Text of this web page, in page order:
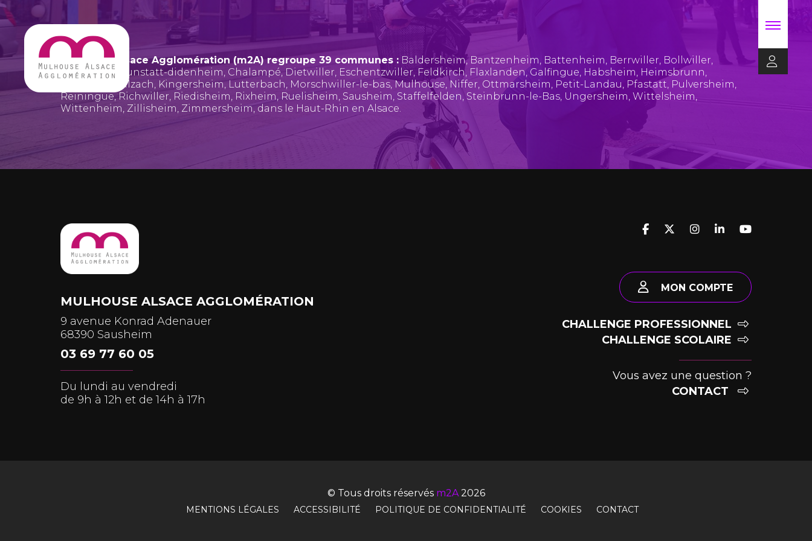
Mulhouse Alsace Agglomération (m2A) regroupe 39 communes : Baldersheim, Bantzenheim, Battenheim, Berrwiller, Bollwiller,
Bruebach, Brunstatt-didenheim, Chalampé, Dietwiller, Eschentzwiller, Feldkirch, Flaxlanden, Galfingue, Habsheim, Heimsbrunn,
Illzach, Kingersheim, Lutterbach, Morschwiller-le-bas,Mulhouse,Niffer, Ottmarsheim, Petit-Landau, Pfastatt, Pulversheim,
Reiningue,Richwiller, Riedisheim, Rixheim, Ruelisheim, Sausheim, Staffelfelden, Steinbrunn-le-Bas, Ungersheim, Wittelsheim,
Wittenheim, Zillisheim, Zimmersheim, dans le Haut-Rhin en Alsace.
MULHOUSE ALSACE AGGLOMÉRATION
9 avenue Konrad Adenauer
68390 Sausheim
03 69 77 60 05
Du lundi au vendredi
de 9h à 12h et de 14h à 17h
MON COMPTE
CHALLENGE PROFESSIONNEL
CHALLENGE SCOLAIRE
Vous avez une question ?
CONTACT
© Tous droits réservés m2A2026
MENTIONS LÉGALES ACCESSIBILITÉ POLITIQUE DE CONFIDENTIALITÉ COOKIES CONTACT